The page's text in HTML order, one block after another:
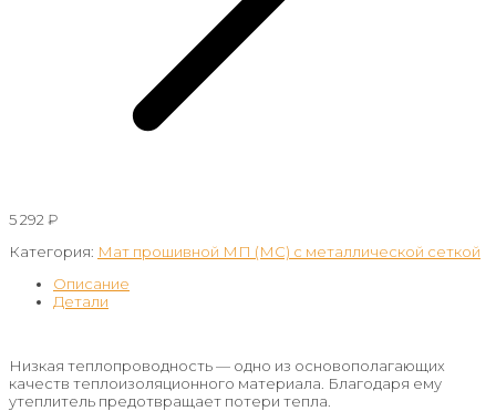
5 292 ₽
Категория: Мат прошивной МП (МС) с металлической сеткой
Описание
Детали
Низкая теплопроводность — одно из основополагающих
качеств теплоизоляционного материала. Благодаря ему
утеплитель предотвращает потери тепла.